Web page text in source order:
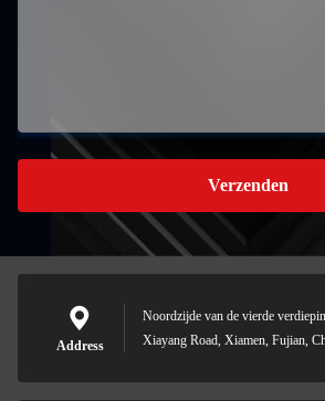
Verzenden
Address
Noordzijde van de vierde
Xiayang Road, Xiamen, Fujian,